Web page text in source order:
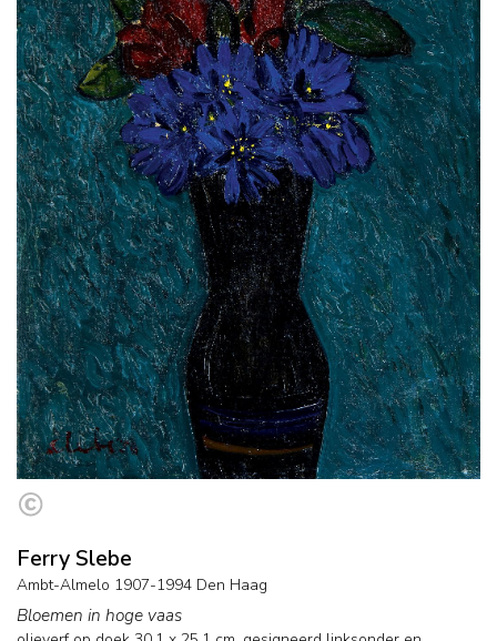
Ferry Slebe
Ambt-Almelo 1907-1994 Den Haag
Bloemen in hoge vaas